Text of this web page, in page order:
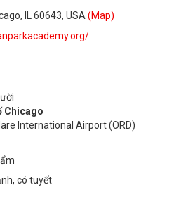
IL 60643, USA (Map)
Chicago
International Airport (ORD)
có tuyết